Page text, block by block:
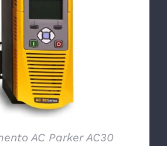
DETTAGLI
AC Parker AC30